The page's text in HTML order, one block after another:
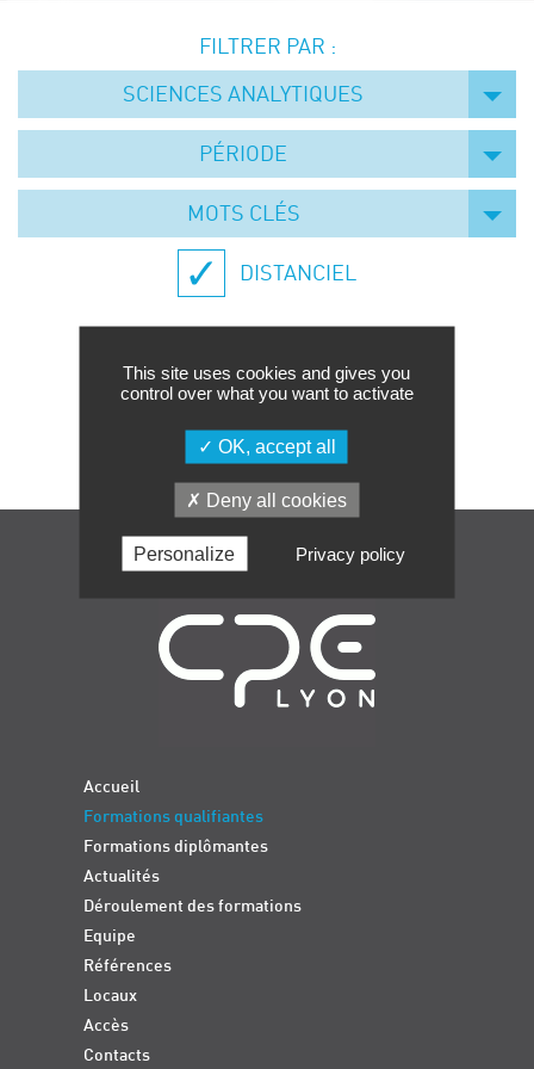
Symposium on Chain Transfer Catalysis for
sustainability – September 15 and 16, 2026
FRENCH-CHINESE CONFERENCE ON GREEN
Contacts
FILTRER PAR :
SCIENCES ANALYTIQUES
PÉRIODE
MOTS CLÉS
DISTANCIEL
Navigation
Accueil
Formations qualifiantes
Formations diplômantes
Actualités
Déroulement des formations
Equipe
Références
Locaux
Accès
Contacts
This site uses cookies and gives you
control over what you want to activate
OK, accept all
Deny all cookies
Personalize Privacy policy